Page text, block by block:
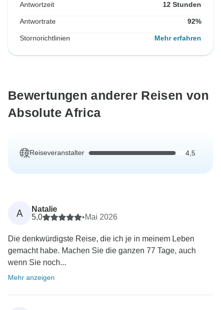
Antwortzeit 12 Stunden
Antwortrate 92%
Stornorichtlinien Mehr erfahren
Bewertungen anderer Reisen von
Absolute Africa
Reiseveranstalter 4,5
A
Natalie
5,0
•Mai 2026
Die denkwürdigste Reise, die ich je in meinem Leben
gemacht habe. Machen Sie die ganzen 77 Tage, auch
wenn Sie noch...
Mehr anzeigen